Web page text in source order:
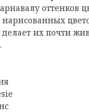
оттенков
нарисованных
их почти